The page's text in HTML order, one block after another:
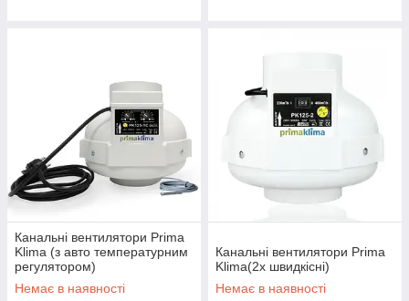
Канальні вентилятори Prima
Klima (з авто температурним
регулятором)
Немає в наявності
Канальні вентилятори Prima
Klima(2х швидкісні)
Немає в наявності